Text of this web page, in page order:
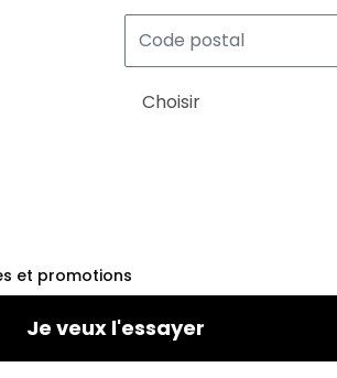
et promotions
Je veux l'essayer